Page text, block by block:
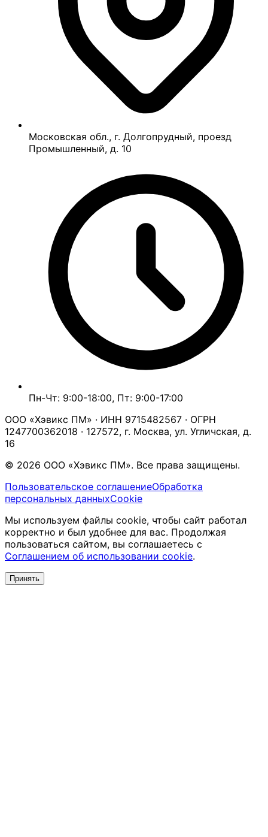
Московская обл., г. Долгопрудный, проезд
Промышленный, д. 10
Пн-Чт: 9:00-18:00, Пт: 9:00-17:00
ООО «Хэвикс ПМ» · ИНН 9715482567 · ОГРН
1247700362018 · 127572, г. Москва, ул. Угличская, д.
16
© 2026 ООО «Хэвикс ПМ». Все права защищены.
Пользовательское соглашениеОбработка
персональных данныхCookie
Мы используем файлы cookie, чтобы сайт работал
корректно и был удобнее для вас. Продолжая
пользоваться сайтом, вы соглашаетесь с
Соглашением об использовании cookie.
Принять